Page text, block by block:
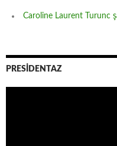
Caroline Laurent Turunc
PRESİDENTAZ